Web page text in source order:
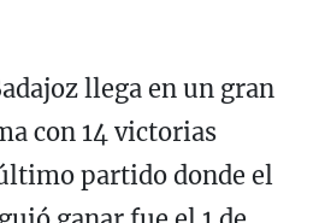
llega en un gran
con 14 victorias
partido donde el